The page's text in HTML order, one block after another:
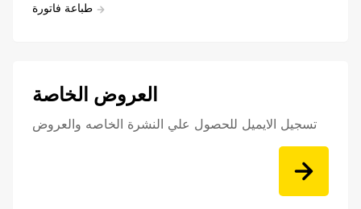
طباعة فاتورة
العروض الخاصة
تسجيل الايميل للحصول علي النشرة الخاصه والعروض